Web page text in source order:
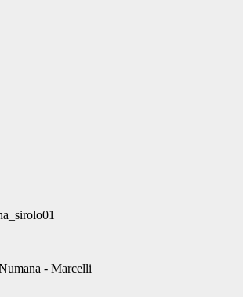
- Marcelli